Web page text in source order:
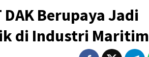
DAK Berupaya Jadi
di Industri Maritim